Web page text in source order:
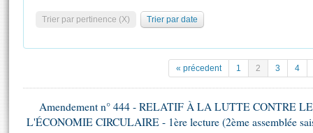
Pétitions
Projets de loi
Propositions de loi
Statistiques et chiffres clés
( Constitution | Règlement de l'Assemblée ... )
Contacts et plan d'accès
Trier par pertinence (X) Trier par date
« précedent 1 2 3 4
Amendement n° 444 - RELATIF À LA LUTTE CONTRE
L'ÉCONOMIE CIRCULAIRE - 1ère lecture (2ème assemblée